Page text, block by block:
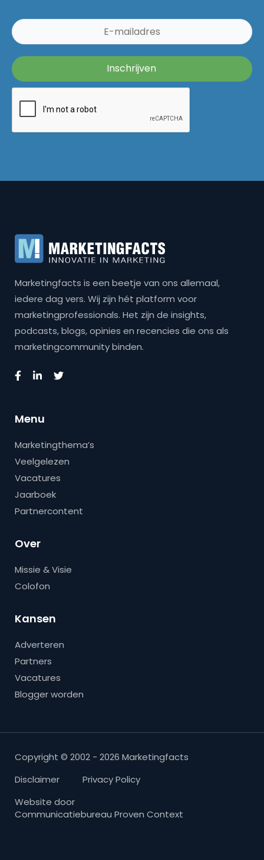
Marketingfacts is een beetje van ons allemaal,
iedere dag vers. Wij zijn hét platform voor
marketingprofessionals. Het zijn de insights,
podcasts, blogs, opinies en recencies die ons als
marketingcommunity binden.
Menu
Marketingthema’s
Veelgelezen
Vacatures
Jaarboek
Partnercontent
Over
Missie & Visie
Colofon
Kansen
Adverteren
Partners
Vacatures
Blogger worden
Copyright © 2002 - 2026 Marketingfacts
Disclaimer
Privacy Policy
Website door
Communicatiebureau Proven Context